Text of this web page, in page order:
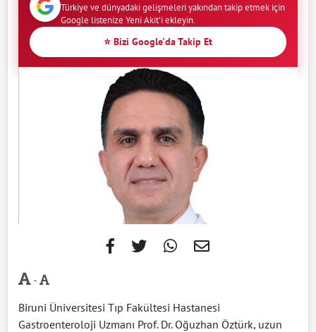
Türkiye ve dünyadaki gelişmeleri yakından takip etmek için
Google listenize Yeni Akit'i ekleyin.
⭐ Bizi Google'da Takip Et
-
Biruni Üniversitesi Tıp Fakültesi Hastanesi
Gastroenteroloji Uzmanı Prof. Dr. Oğuzhan Öztürk, uzun